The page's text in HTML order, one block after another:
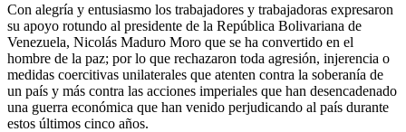
Con alegría y entusiasmo los trabajadores y trabajadoras expresaron
su apoyo rotundo al presidente de la República Bolivariana de
Venezuela, Nicolás Maduro Moro que se ha convertido en el
hombre de la paz; por lo que rechazaron toda agresión, injerencia o
medidas coercitivas unilaterales que atenten contra la soberanía de
un país y más contra las acciones imperiales que han desencadenado
una guerra económica que han venido perjudicando al país durante
estos últimos cinco años.